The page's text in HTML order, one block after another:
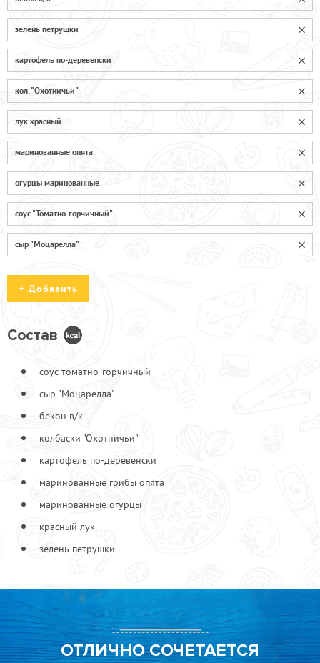
зелень петрушки
картофель по-деревенски
кол. "Охотничьи"
лук красный
маринованные опята
огурцы маринованные
соус "Томатно-горчичный"
сыр "Моцарелла"
Добавить
Ананасы
Бекон в/к
Брокколи
Брынза "Фетаки"
Ветчина
Креветка
Куриные грудки
Лук репчатый
70
Маслины
Огурцы маринованные
70
Состав
соус томатно-горчичный
сыр "Моцарелла"
бекон в/к
колбаски "Охотничьи"
картофель по-деревенски
маринованные грибы опята
маринованные огурцы
красный лук
зелень петрушки
ОТЛИЧНО СОЧЕТАЕТСЯ